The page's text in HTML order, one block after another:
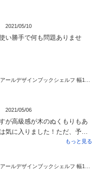
2021/05/10
い勝手で何も問題ありませ
2021/05/06
が高級感が木のぬくもりもあ
気に入りました！ただ、予め
た棚調節の金属ピンが硬くて
れる感じでしたので改良した
。一度セットしたら、もう一
もっと見る